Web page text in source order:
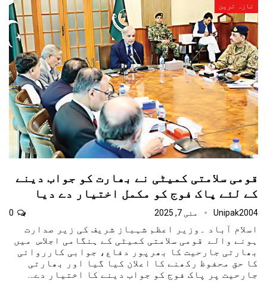
تازہ ترین
قومی سلامتی کمیٹی نے بھارت کو جواب دینے
کے لئے پاک فوج کو مکمل اختیار دے دیا
Unipak2004 مئی 7, 2025
اسلام آباد ۔وزیر اعظم شہباز شریف کی زیر صدارت
ہونے والے قومی سلامتی کمیٹی کے ہنگامی اجلاس میں
بھارتی جارحیت کا بھرپور دفاع، جوابی کارروائی
کا حق محفوظ رکھنے کا اعلان کیا گیا اور بھارتی
جارحیت پر پاک فوج کو جواب دینے کا اختیار دے…